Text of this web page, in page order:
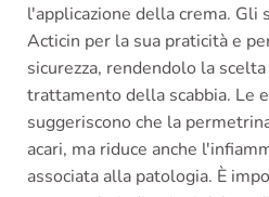
l'applicazione della crema. Gli
Acticin per la sua praticità e
sicurezza, rendendolo la
trattamento della scabbia. Le
suggeriscono che la
acari, ma riduce anche
associata alla patologia. È